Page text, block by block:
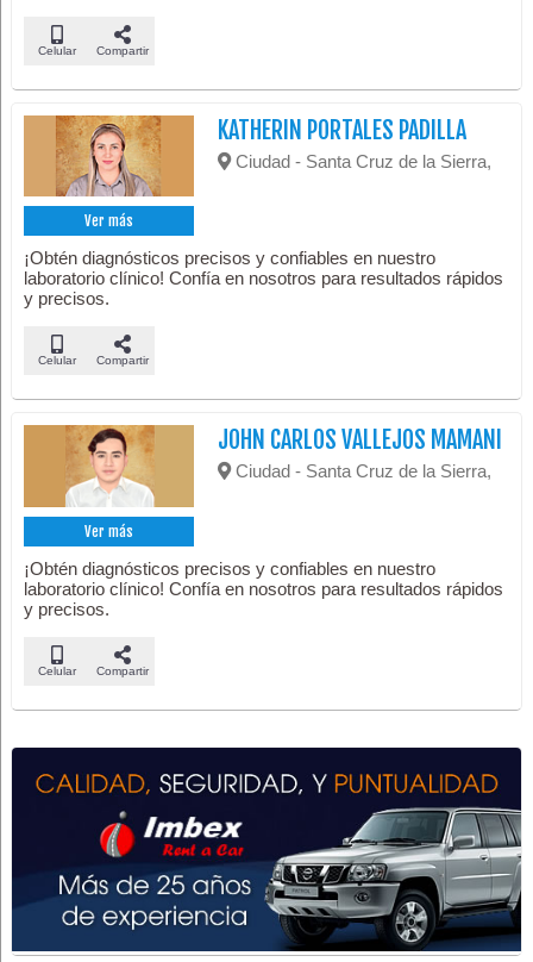
Celular Compartir
Ver más
KATHERIN PORTALES PADILLA
Ciudad - Santa Cruz de la Sierra,
¡Obtén diagnósticos precisos y confiables en nuestro
laboratorio clínico! Confía en nosotros para resultados rápidos
y precisos.
Celular Compartir
Ver más
JOHN CARLOS VALLEJOS MAMANI
Ciudad - Santa Cruz de la Sierra,
¡Obtén diagnósticos precisos y confiables en nuestro
laboratorio clínico! Confía en nosotros para resultados rápidos
y precisos.
Celular Compartir